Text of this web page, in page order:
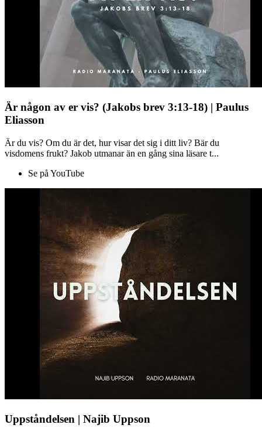
Är någon av er vis? (Jakobs brev 3:13-18) | Paulus
Eliasson
Är du vis? Om du är det, hur visar det sig i ditt liv? Bär du
visdomens frukt? Jakob utmanar än en gång sina läsare t...
Se på YouTube
Uppståndelsen | Najib Uppson